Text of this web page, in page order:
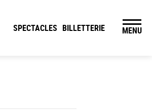
SPECTACLES BILLETTERIE MENU